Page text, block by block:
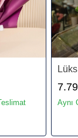
Aynı